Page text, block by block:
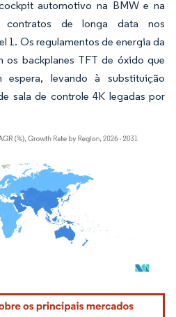
automotivo na BMW e na
contratos de longa data nos
1. Os regulamentos de energia da
os backplanes TFT de óxido que
levando à substituição
sala de controle 4K legadas por
requer atribuição conforme CC BY 4.0.